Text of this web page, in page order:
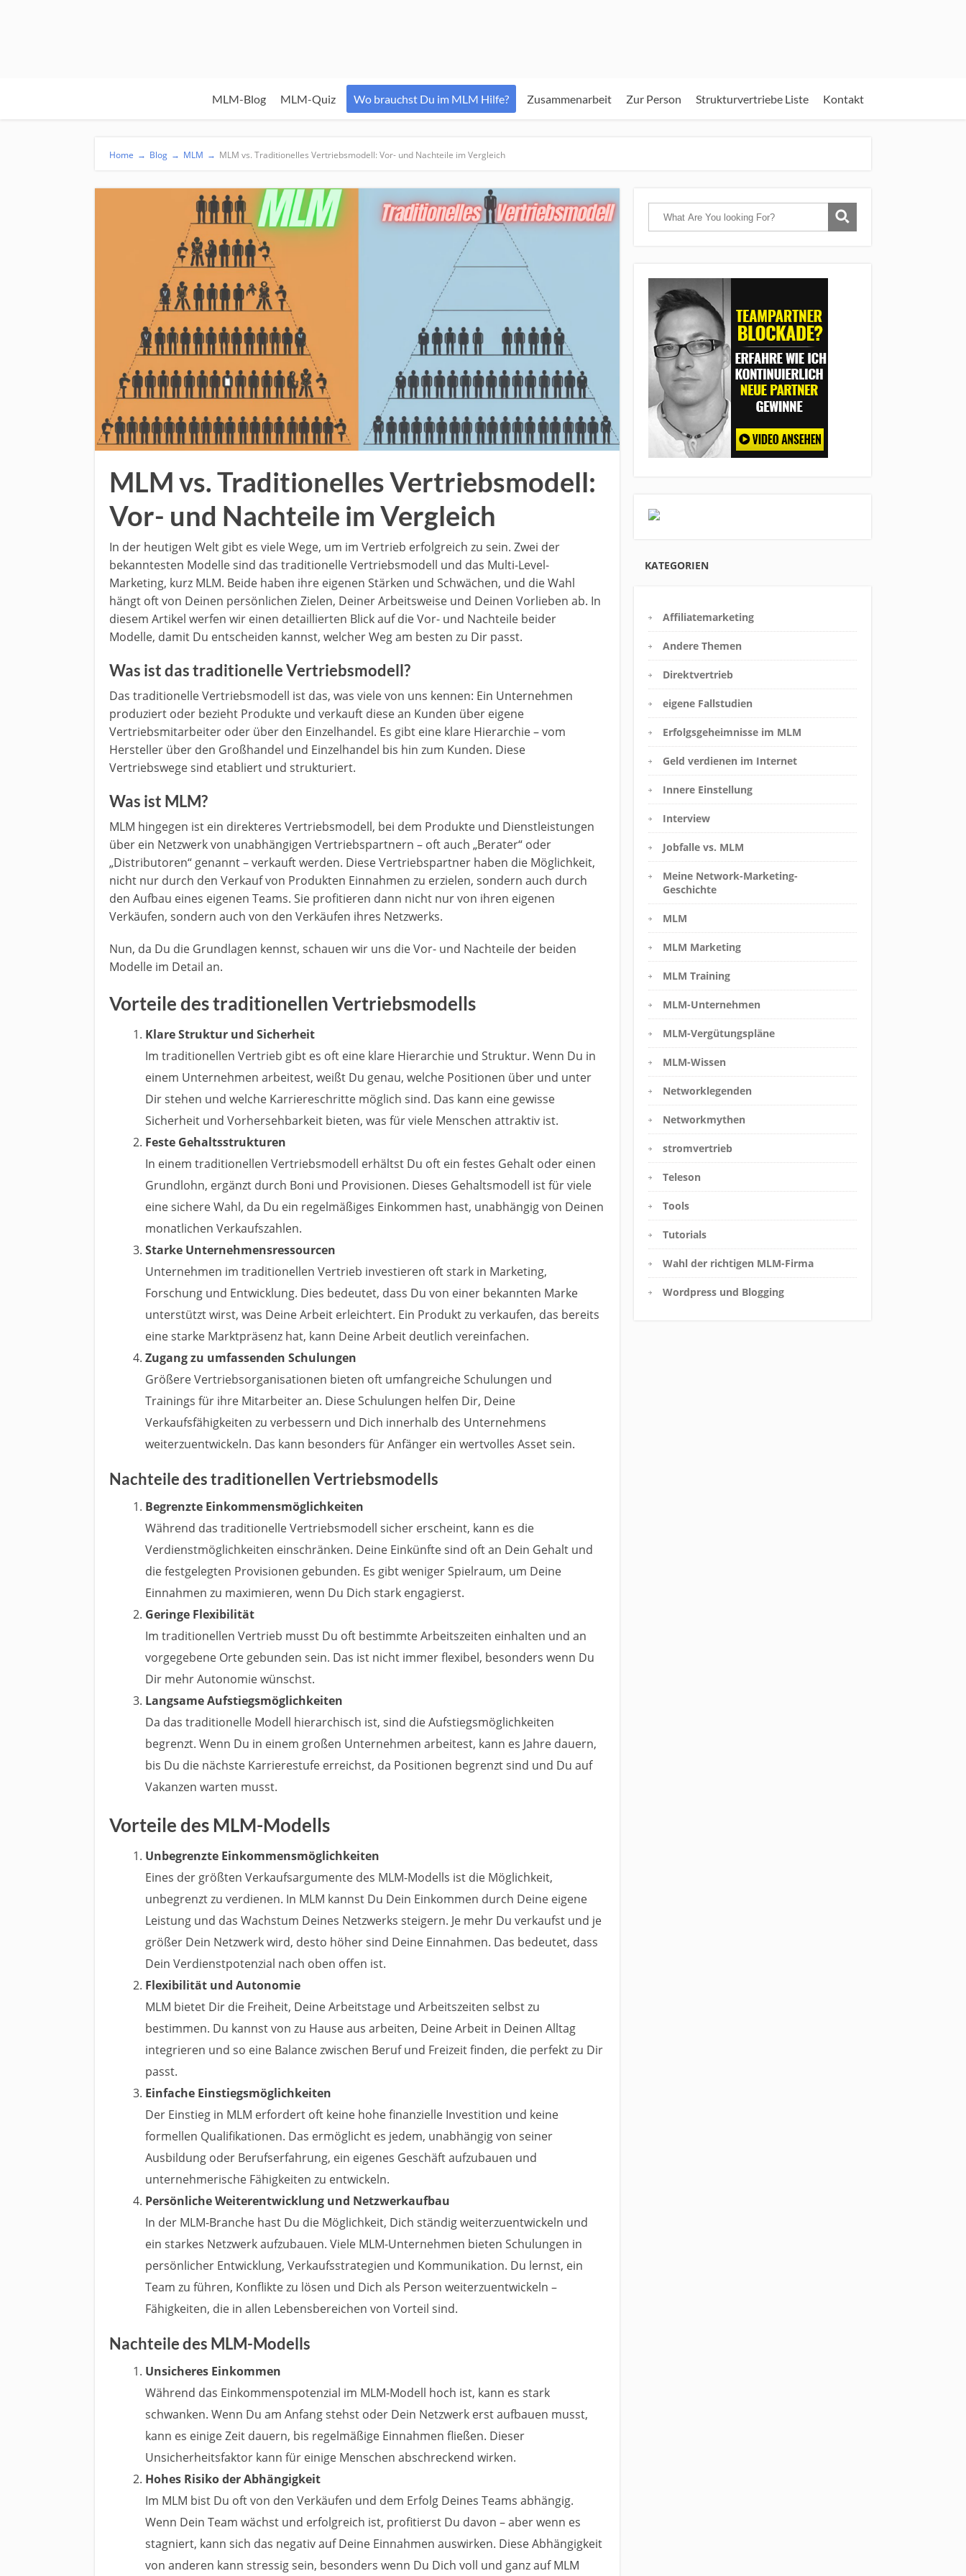
MLM-Blog MLM-Quiz Wo brauchst Du im MLM Hilfe? Zusammenarbeit Zur Person Strukturvertriebe Liste Kontakt
Home → Blog → MLM → MLM vs. Traditionelles Vertriebsmodell: Vor- und Nachteile im Vergleich
MLM vs. Traditionelles Vertriebsmodell:
Vor- und Nachteile im Vergleich
In der heutigen Welt gibt es viele Wege, um im Vertrieb erfolgreich zu sein. Zwei der
bekanntesten Modelle sind das traditionelle Vertriebsmodell und das Multi-Level-
Marketing, kurz MLM. Beide haben ihre eigenen Stärken und Schwächen, und die Wahl
hängt oft von Deinen persönlichen Zielen, Deiner Arbeitsweise und Deinen Vorlieben ab. In
diesem Artikel werfen wir einen detaillierten Blick auf die Vor- und Nachteile beider
Modelle, damit Du entscheiden kannst, welcher Weg am besten zu Dir passt.
Was ist das traditionelle Vertriebsmodell?
Das traditionelle Vertriebsmodell ist das, was viele von uns kennen: Ein Unternehmen
produziert oder bezieht Produkte und verkauft diese an Kunden über eigene
Vertriebsmitarbeiter oder über den Einzelhandel. Es gibt eine klare Hierarchie – vom
Hersteller über den Großhandel und Einzelhandel bis hin zum Kunden. Diese
Vertriebswege sind etabliert und strukturiert.
Was ist MLM?
MLM hingegen ist ein direkteres Vertriebsmodell, bei dem Produkte und Dienstleistungen
über ein Netzwerk von unabhängigen Vertriebspartnern – oft auch „Berater“ oder
„Distributoren“ genannt – verkauft werden. Diese Vertriebspartner haben die Möglichkeit,
nicht nur durch den Verkauf von Produkten Einnahmen zu erzielen, sondern auch durch
den Aufbau eines eigenen Teams. Sie profitieren dann nicht nur von ihren eigenen
Verkäufen, sondern auch von den Verkäufen ihres Netzwerks.
Nun, da Du die Grundlagen kennst, schauen wir uns die Vor- und Nachteile der beiden
Modelle im Detail an.
Vorteile des traditionellen Vertriebsmodells
Klare Struktur und Sicherheit
Im traditionellen Vertrieb gibt es oft eine klare Hierarchie und Struktur. Wenn Du in
einem Unternehmen arbeitest, weißt Du genau, welche Positionen über und unter
Dir stehen und welche Karriereschritte möglich sind. Das kann eine gewisse
Sicherheit und Vorhersehbarkeit bieten, was für viele Menschen attraktiv ist.
Feste Gehaltsstrukturen
In einem traditionellen Vertriebsmodell erhältst Du oft ein festes Gehalt oder einen
Grundlohn, ergänzt durch Boni und Provisionen. Dieses Gehaltsmodell ist für viele
eine sichere Wahl, da Du ein regelmäßiges Einkommen hast, unabhängig von Deinen
monatlichen Verkaufszahlen.
Starke Unternehmensressourcen
Unternehmen im traditionellen Vertrieb investieren oft stark in Marketing,
Forschung und Entwicklung. Dies bedeutet, dass Du von einer bekannten Marke
unterstützt wirst, was Deine Arbeit erleichtert. Ein Produkt zu verkaufen, das bereits
eine starke Marktpräsenz hat, kann Deine Arbeit deutlich vereinfachen.
Zugang zu umfassenden Schulungen
Größere Vertriebsorganisationen bieten oft umfangreiche Schulungen und
Trainings für ihre Mitarbeiter an. Diese Schulungen helfen Dir, Deine
Verkaufsfähigkeiten zu verbessern und Dich innerhalb des Unternehmens
weiterzuentwickeln. Das kann besonders für Anfänger ein wertvolles Asset sein.
Nachteile des traditionellen Vertriebsmodells
Begrenzte Einkommensmöglichkeiten
Während das traditionelle Vertriebsmodell sicher erscheint, kann es die
Verdienstmöglichkeiten einschränken. Deine Einkünfte sind oft an Dein Gehalt und
die festgelegten Provisionen gebunden. Es gibt weniger Spielraum, um Deine
Einnahmen zu maximieren, wenn Du Dich stark engagierst.
Geringe Flexibilität
Im traditionellen Vertrieb musst Du oft bestimmte Arbeitszeiten einhalten und an
vorgegebene Orte gebunden sein. Das ist nicht immer flexibel, besonders wenn Du
Dir mehr Autonomie wünschst.
Langsame Aufstiegsmöglichkeiten
Da das traditionelle Modell hierarchisch ist, sind die Aufstiegsmöglichkeiten
begrenzt. Wenn Du in einem großen Unternehmen arbeitest, kann es Jahre dauern,
bis Du die nächste Karrierestufe erreichst, da Positionen begrenzt sind und Du auf
Vakanzen warten musst.
Vorteile des MLM-Modells
Unbegrenzte Einkommensmöglichkeiten
Eines der größten Verkaufsargumente des MLM-Modells ist die Möglichkeit,
unbegrenzt zu verdienen. In MLM kannst Du Dein Einkommen durch Deine eigene
Leistung und das Wachstum Deines Netzwerks steigern. Je mehr Du verkaufst und je
größer Dein Netzwerk wird, desto höher sind Deine Einnahmen. Das bedeutet, dass
Dein Verdienstpotenzial nach oben offen ist.
Flexibilität und Autonomie
MLM bietet Dir die Freiheit, Deine Arbeitstage und Arbeitszeiten selbst zu
bestimmen. Du kannst von zu Hause aus arbeiten, Deine Arbeit in Deinen Alltag
integrieren und so eine Balance zwischen Beruf und Freizeit finden, die perfekt zu Dir
passt.
Einfache Einstiegsmöglichkeiten
Der Einstieg in MLM erfordert oft keine hohe finanzielle Investition und keine
formellen Qualifikationen. Das ermöglicht es jedem, unabhängig von seiner
Ausbildung oder Berufserfahrung, ein eigenes Geschäft aufzubauen und
unternehmerische Fähigkeiten zu entwickeln.
Persönliche Weiterentwicklung und Netzwerkaufbau
In der MLM-Branche hast Du die Möglichkeit, Dich ständig weiterzuentwickeln und
ein starkes Netzwerk aufzubauen. Viele MLM-Unternehmen bieten Schulungen in
persönlicher Entwicklung, Verkaufsstrategien und Kommunikation. Du lernst, ein
Team zu führen, Konflikte zu lösen und Dich als Person weiterzuentwickeln –
Fähigkeiten, die in allen Lebensbereichen von Vorteil sind.
Nachteile des MLM-Modells
Unsicheres Einkommen
Während das Einkommenspotenzial im MLM-Modell hoch ist, kann es stark
schwanken. Wenn Du am Anfang stehst oder Dein Netzwerk erst aufbauen musst,
kann es einige Zeit dauern, bis regelmäßige Einnahmen fließen. Dieser
Unsicherheitsfaktor kann für einige Menschen abschreckend wirken.
Hohes Risiko der Abhängigkeit
Im MLM bist Du oft von den Verkäufen und dem Erfolg Deines Teams abhängig.
Wenn Dein Team wächst und erfolgreich ist, profitierst Du davon – aber wenn es
stagniert, kann sich das negativ auf Deine Einnahmen auswirken. Diese Abhängigkeit
von anderen kann stressig sein, besonders wenn Du Dich voll und ganz auf MLM
KATEGORIEN
Affiliatemarketing
Andere Themen
Direktvertrieb
eigene Fallstudien
Erfolgsgeheimnisse im MLM
Geld verdienen im Internet
Innere Einstellung
Interview
Jobfalle vs. MLM
Meine Network-Marketing-
Geschichte
MLM
MLM Marketing
MLM Training
MLM-Unternehmen
MLM-Vergütungspläne
MLM-Wissen
Networklegenden
Networkmythen
stromvertrieb
Teleson
Tools
Tutorials
Wahl der richtigen MLM-Firma
Wordpress und Blogging